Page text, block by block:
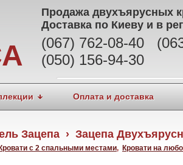
Продажа двухъярусных
Доставка по Киеву и в
(067) 762-08-40
(050) 156-94-30
Оплата и доставка
Зацепа › Зацепа
Кровати с 2 спальными местами, Кровати на